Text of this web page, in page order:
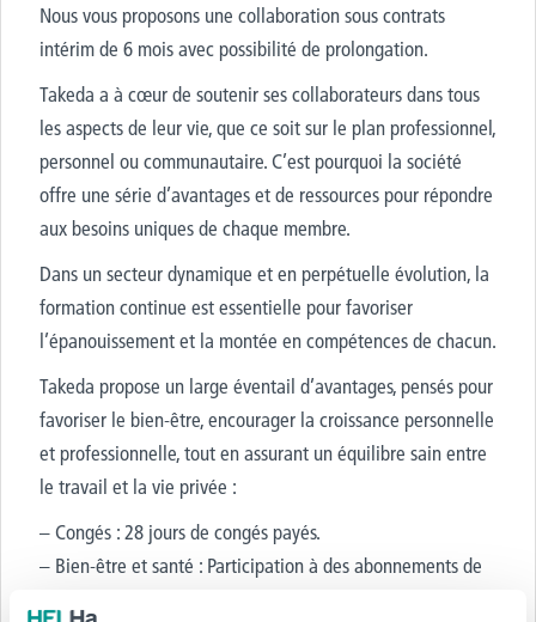
Nous vous proposons une collaboration sous contrats
intérim de 6 mois avec possibilité de prolongation.
Takeda a à cœur de soutenir ses collaborateurs dans tous
les aspects de leur vie, que ce soit sur le plan professionnel,
personnel ou communautaire. C’est pourquoi la société
offre une série d’avantages et de ressources pour répondre
aux besoins uniques de chaque membre.
Dans un secteur dynamique et en perpétuelle évolution, la
formation continue est essentielle pour favoriser
l’épanouissement et la montée en compétences de chacun.
Takeda propose un large éventail d’avantages, pensés pour
favoriser le bien-être, encourager la croissance personnelle
et professionnelle, tout en assurant un équilibre sain entre
le travail et la vie privée :
– Congés : 28 jours de congés payés.
– Bien-être et santé : Participation à des abonnements de